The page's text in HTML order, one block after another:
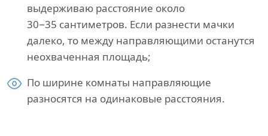
выдерживаю расстояние около
30−35 сантиметров. Если разнести мачки
далеко, то между направляющими останутся
неохваченная площадь;
По ширине комнаты направляющие
разносятся на одинаковые расстояния.